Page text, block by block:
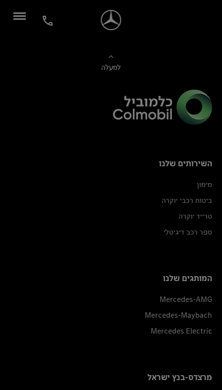
למעלה
השירותים שלנו
מימון
ביטוח רכבי יוקרה
טרייד יוקרה
ספר רכב דיגיטלי
המותגים שלנו
Mercedes-AMG
Mercedes-Maybach
Mercedes Electric
מרצדס-בנץ ישראל